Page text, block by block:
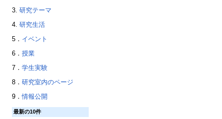
3. 研究テーマ
4. 研究生活
5． イベント
6． 授業
7． 学生実験
8． 研究室内のページ
9．情報公開
最新の10件